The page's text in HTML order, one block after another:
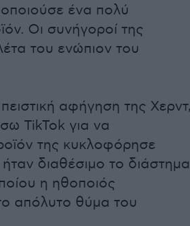
ένα πολύ
Οι συνήγοροί της
του ενώπιον του
αφήγηση της
TikTok για να
της κυκλοφόρησε
διαθέσιμο το διάστημα
η ηθοποιός
απόλυτο θύμα του